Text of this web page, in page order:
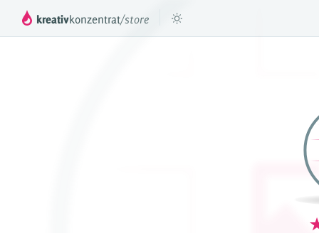
kreativkonzentrat/store
Füge